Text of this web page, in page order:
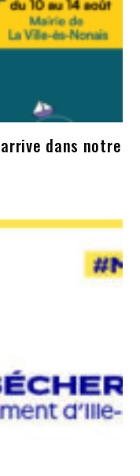
dans notre